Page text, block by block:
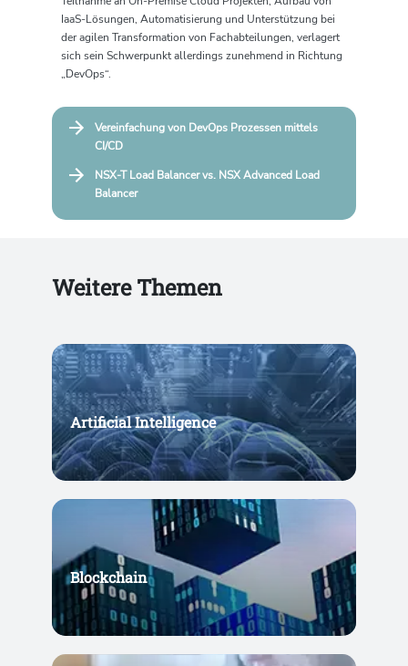
IaaS-Lösungen, Automatisierung und Unterstützung bei
der agilen Transformation von Fachabteilungen, verlagert
sich sein Schwerpunkt allerdings zunehmend in Richtung
„DevOps“.
Vereinfachung von DevOps Prozessen mittels
CI/CD
NSX-T Load Balancer vs. NSX Advanced Load
Balancer
Weitere Themen
Artificial Intelligence
Blockchain